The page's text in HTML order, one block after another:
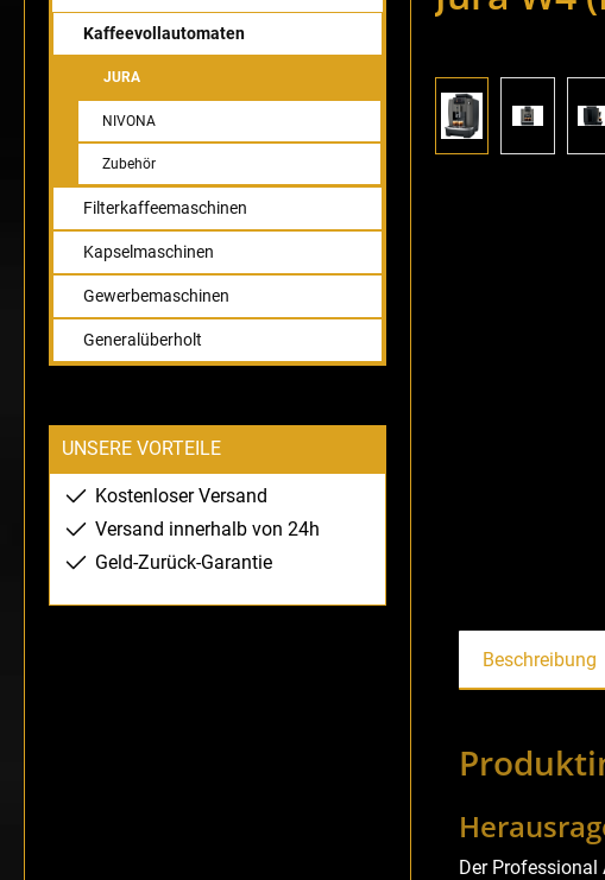
Kaffeevollautomaten
JURA
NIVONA
Zubehör
Filterkaffeemaschinen
Kapselmaschinen
Gewerbemaschinen
Generalüberholt
UNSERE VORTEILE
Kostenloser Versand
Versand innerhalb von 24h
Geld-Zurück-Garantie
Bildergalerie
Beschreibung
Der Professional